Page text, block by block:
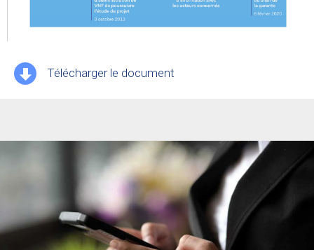
Télécharger le document